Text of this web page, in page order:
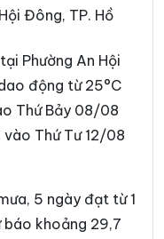
Bình Trưng
Chánh Hiệp
Chánh Phú Hòa
Đông Hưng Thuận
Đông, TP. Hồ
Phường An Hội
động từ 25°C
Thứ Bảy 08/08
Thứ Tư 12/08
5 ngày đạt từ 1
báo khoảng 29,7